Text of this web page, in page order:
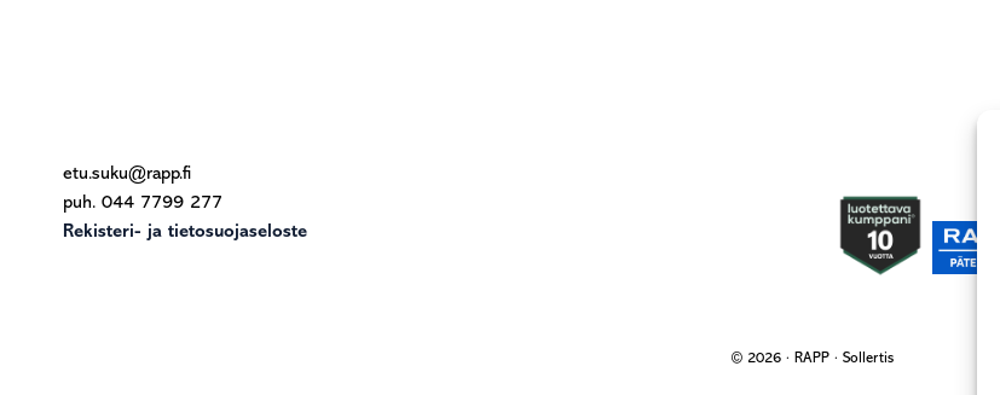
etu.suku@rapp.fi
puh. 044 7799 277
Rekisteri- ja tietosuojaseloste
© 2026 · RAPP · Sollertis